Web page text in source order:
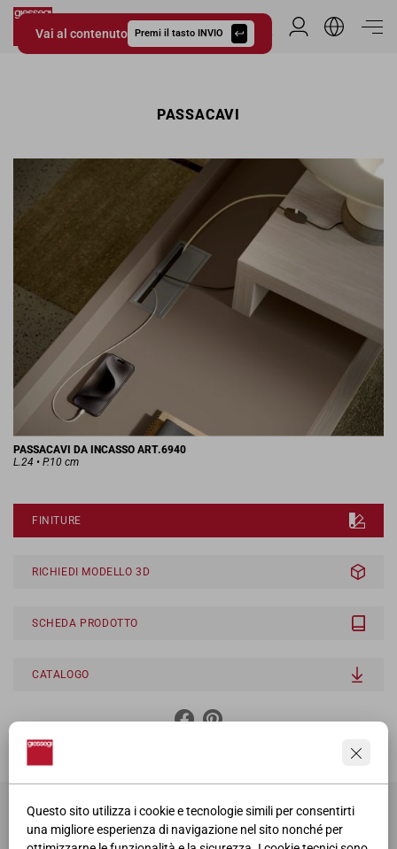
Questo sito utilizza i cookie e tecnologie simili per consentirti
una migliore esperienza di navigazione nel sito nonché per
Vai al contenuto Premi il tasto INVIO
Giessegi.it
Area Riservata
PASSACAVI
PASSACAVI DA INCASSO ART.6940
L.24 • P.10 cm
FINITURE
RICHIEDI MODELLO 3D
SCHEDA PRODOTTO
CATALOGO